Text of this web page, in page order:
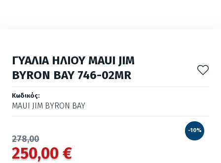
ΓΥΑΛΙΑ ΗΛΙΟΥ MAUI JIM
BYRON BAY 746-02MR
Κωδικός:
MAUI JIM BYRON BAY
278,00
250,00 €
-10%